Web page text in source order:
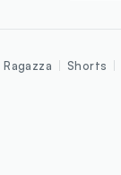
Ragazza Shorts